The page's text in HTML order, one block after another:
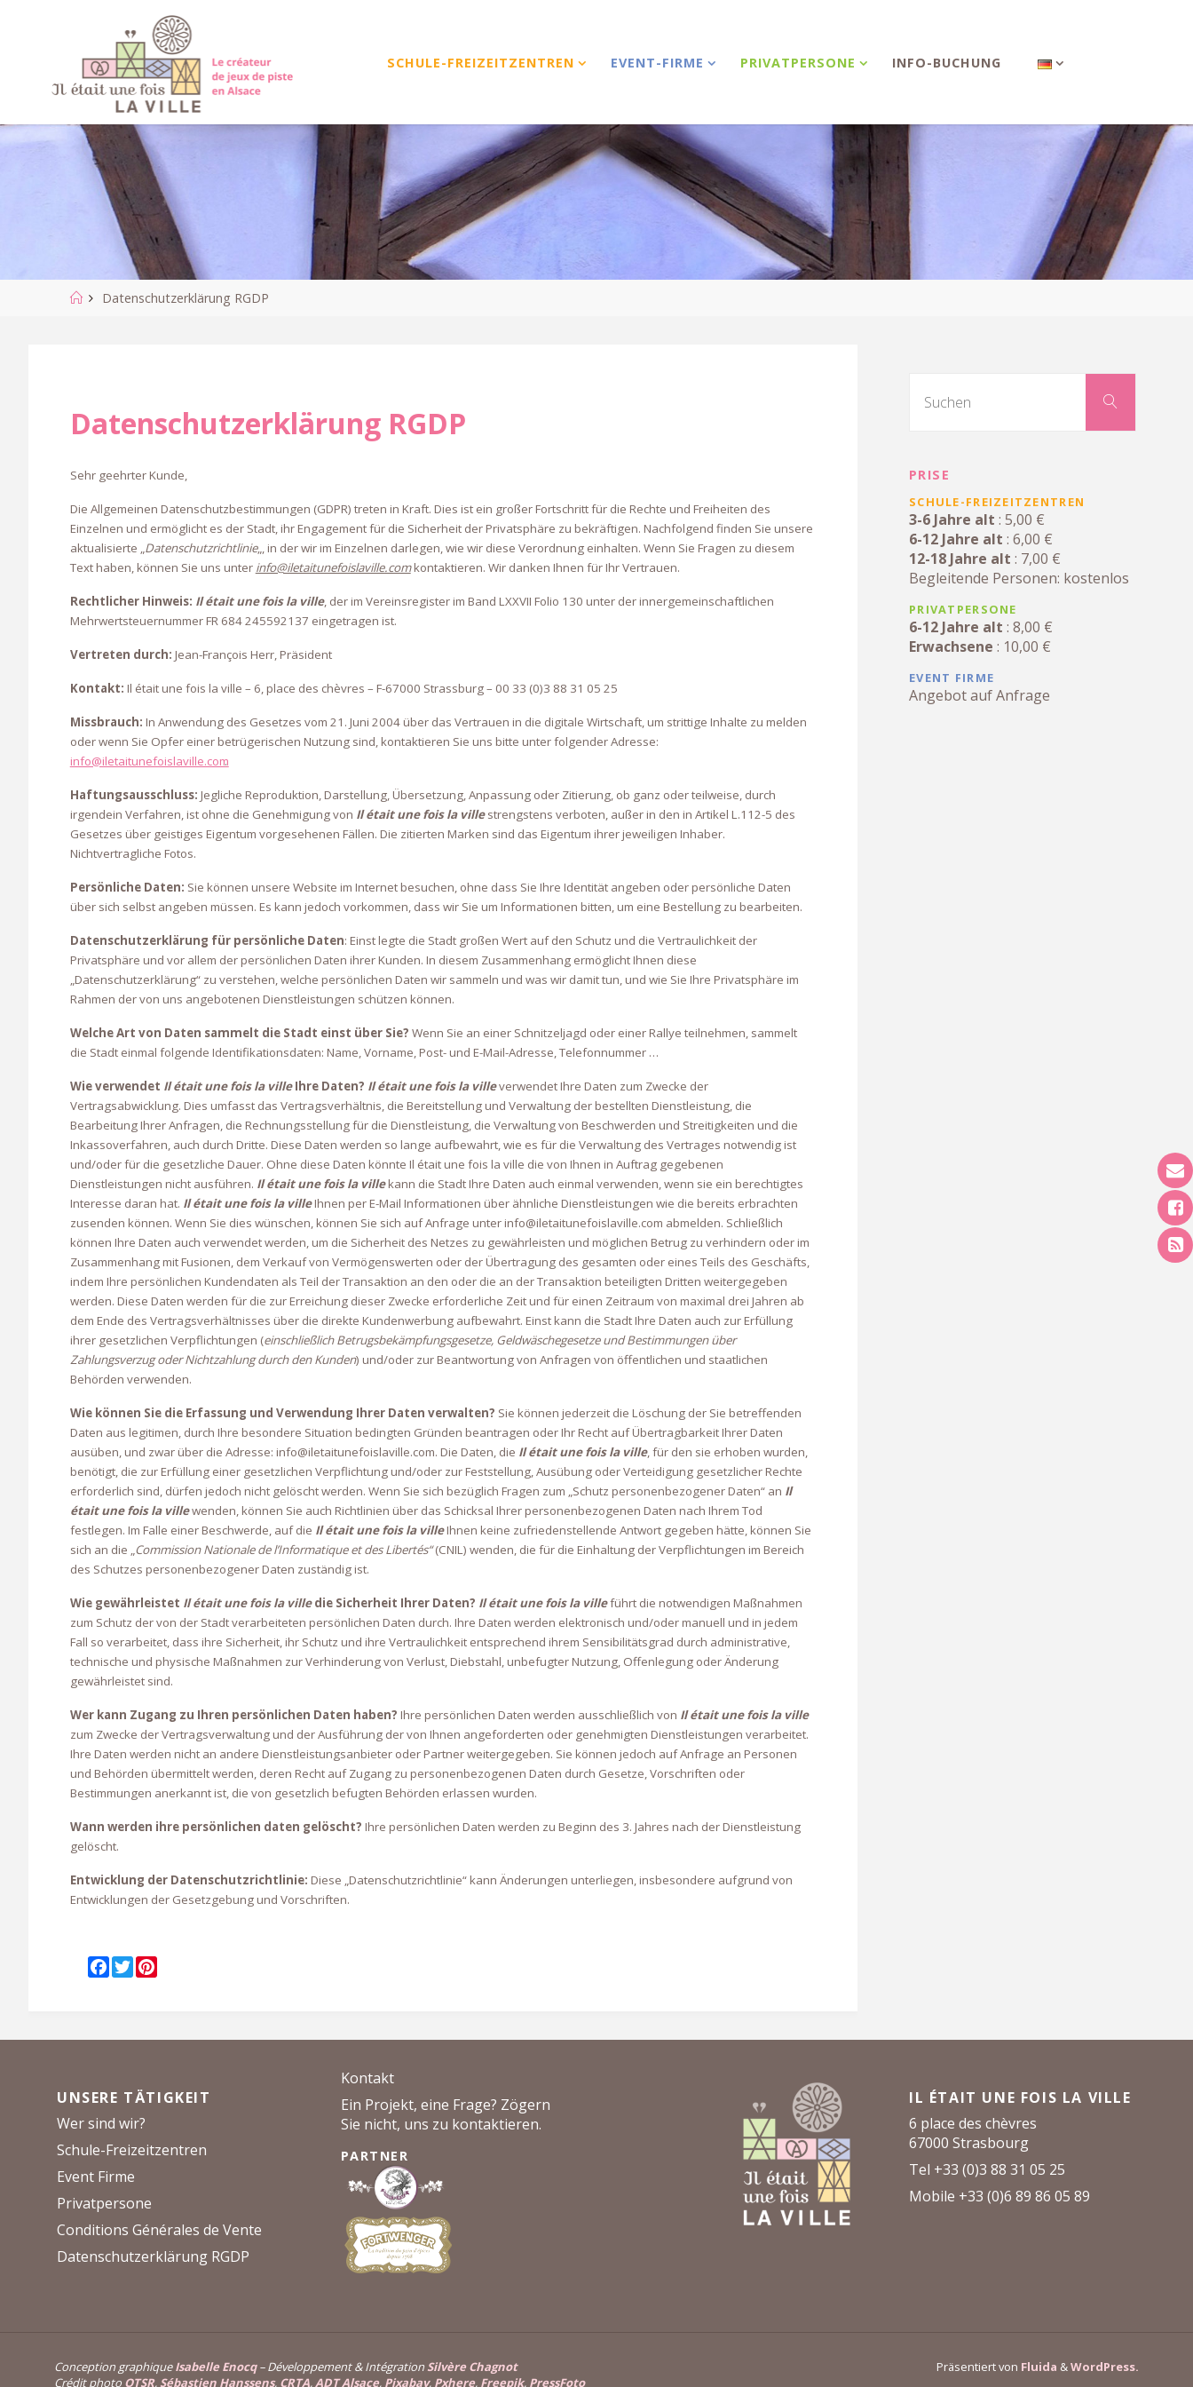
SCHULE-FREIZEITZENTREN EVENT-FIRME PRIVATPERSONE INFO-BUCHUNG
StartDatenschutzerklärung RGDP
Datenschutzerklärung RGDP
Sehr geehrter Kunde,
Die Allgemeinen Datenschutzbestimmungen (GDPR) treten in Kraft. Dies ist ein großer Fortschritt für die Rechte und Freiheiten des
Einzelnen und ermöglicht es der Stadt, ihr Engagement für die Sicherheit der Privatsphäre zu bekräftigen. Nachfolgend finden Sie unsere
aktualisierte „Datenschutzrichtlinie„, in der wir im Einzelnen darlegen, wie wir diese Verordnung einhalten. Wenn Sie Fragen zu diesem
Text haben, können Sie uns unter info@iletaitunefoislaville.comkontaktieren. Wir danken Ihnen für Ihr Vertrauen.
Rechtlicher Hinweis: Il était une fois la ville, der im Vereinsregister im Band LXXVII Folio 130 unter der innergemeinschaftlichen
Mehrwertsteuernummer FR 684 245592137 eingetragen ist.
Vertreten durch: Jean-François Herr, Präsident
Kontakt: Il était une fois la ville – 6, place des chèvres – F-67000 Strassburg – 00 33 (0)3 88 31 05 25
Missbrauch: In Anwendung des Gesetzes vom 21. Juni 2004 über das Vertrauen in die digitale Wirtschaft, um strittige Inhalte zu melden
oder wenn Sie Opfer einer betrügerischen Nutzung sind, kontaktieren Sie uns bitte unter folgender Adresse:
info@iletaitunefoislaville.com
.
Haftungsausschluss: Jegliche Reproduktion, Darstellung, Übersetzung, Anpassung oder Zitierung, ob ganz oder teilweise, durch
irgendein Verfahren, ist ohne die Genehmigung von Il était une fois la villestrengstens verboten, außer in den in Artikel L.112-5 des
Gesetzes über geistiges Eigentum vorgesehenen Fällen. Die zitierten Marken sind das Eigentum ihrer jeweiligen Inhaber.
Nichtvertragliche Fotos.
Persönliche Daten: Sie können unsere Website im Internet besuchen, ohne dass Sie Ihre Identität angeben oder persönliche Daten
über sich selbst angeben müssen. Es kann jedoch vorkommen, dass wir Sie um Informationen bitten, um eine Bestellung zu bearbeiten.
Datenschutzerklärung für persönliche Daten: Einst legte die Stadt großen Wert auf den Schutz und die Vertraulichkeit der
Privatsphäre und vor allem der persönlichen Daten ihrer Kunden. In diesem Zusammenhang ermöglicht Ihnen diese
„Datenschutzerklärung“ zu verstehen, welche persönlichen Daten wir sammeln und was wir damit tun, und wie Sie Ihre Privatsphäre im
Rahmen der von uns angebotenen Dienstleistungen schützen können.
Welche Art von Daten sammelt die Stadt einst über Sie? Wenn Sie an einer Schnitzeljagd oder einer Rallye teilnehmen, sammelt
die Stadt einmal folgende Identifikationsdaten: Name, Vorname, Post- und E-Mail-Adresse, Telefonnummer …
Wie verwendet Il était une fois la villeIhre Daten? Il était une fois la villeverwendet Ihre Daten zum Zwecke der
Vertragsabwicklung. Dies umfasst das Vertragsverhältnis, die Bereitstellung und Verwaltung der bestellten Dienstleistung, die
Bearbeitung Ihrer Anfragen, die Rechnungsstellung für die Dienstleistung, die Verwaltung von Beschwerden und Streitigkeiten und die
Inkassoverfahren, auch durch Dritte. Diese Daten werden so lange aufbewahrt, wie es für die Verwaltung des Vertrages notwendig ist
und/oder für die gesetzliche Dauer. Ohne diese Daten könnte Il était une fois la ville die von Ihnen in Auftrag gegebenen
Dienstleistungen nicht ausführen. Il était une fois la villekann die Stadt Ihre Daten auch einmal verwenden, wenn sie ein berechtigtes
Interesse daran hat. Il était une fois la villeIhnen per E-Mail Informationen über ähnliche Dienstleistungen wie die bereits erbrachten
zusenden können. Wenn Sie dies wünschen, können Sie sich auf Anfrage unter info@iletaitunefoislaville.com abmelden. Schließlich
können Ihre Daten auch verwendet werden, um die Sicherheit des Netzes zu gewährleisten und möglichen Betrug zu verhindern oder im
Zusammenhang mit Fusionen, dem Verkauf von Vermögenswerten oder der Übertragung des gesamten oder eines Teils des Geschäfts,
indem Ihre persönlichen Kundendaten als Teil der Transaktion an den oder die an der Transaktion beteiligten Dritten weitergegeben
werden. Diese Daten werden für die zur Erreichung dieser Zwecke erforderliche Zeit und für einen Zeitraum von maximal drei Jahren ab
dem Ende des Vertragsverhältnisses über die direkte Kundenwerbung aufbewahrt. Einst kann die Stadt Ihre Daten auch zur Erfüllung
ihrer gesetzlichen Verpflichtungen (einschließlich Betrugsbekämpfungsgesetze, Geldwäschegesetze und Bestimmungen über
Zahlungsverzug oder Nichtzahlung durch den Kunden) und/oder zur Beantwortung von Anfragen von öffentlichen und staatlichen
Behörden verwenden.
Wie können Sie die Erfassung und Verwendung Ihrer Daten verwalten? Sie können jederzeit die Löschung der Sie betreffenden
Daten aus legitimen, durch Ihre besondere Situation bedingten Gründen beantragen oder Ihr Recht auf Übertragbarkeit Ihrer Daten
ausüben, und zwar über die Adresse: info@iletaitunefoislaville.com. Die Daten, die Il était une fois la ville, für den sie erhoben wurden,
benötigt, die zur Erfüllung einer gesetzlichen Verpflichtung und/oder zur Feststellung, Ausübung oder Verteidigung gesetzlicher Rechte
erforderlich sind, dürfen jedoch nicht gelöscht werden. Wenn Sie sich bezüglich Fragen zum „Schutz personenbezogener Daten“ an Il
était une fois la villewenden, können Sie auch Richtlinien über das Schicksal Ihrer personenbezogenen Daten nach Ihrem Tod
festlegen. Im Falle einer Beschwerde, auf die Il était une fois la villeIhnen keine zufriedenstellende Antwort gegeben hätte, können Sie
sich an die „Commission Nationale de l’Informatique et des Libertés“(CNIL) wenden, die für die Einhaltung der Verpflichtungen im Bereich
des Schutzes personenbezogener Daten zuständig ist.
Wie gewährleistet Il était une fois la villedie Sicherheit Ihrer Daten? Il était une fois la villeführt die notwendigen Maßnahmen
zum Schutz der von der Stadt verarbeiteten persönlichen Daten durch. Ihre Daten werden elektronisch und/oder manuell und in jedem
Fall so verarbeitet, dass ihre Sicherheit, ihr Schutz und ihre Vertraulichkeit entsprechend ihrem Sensibilitätsgrad durch administrative,
technische und physische Maßnahmen zur Verhinderung von Verlust, Diebstahl, unbefugter Nutzung, Offenlegung oder Änderung
gewährleistet sind.
Wer kann Zugang zu Ihren persönlichen Daten haben? Ihre persönlichen Daten werden ausschließlich von Il était une fois la ville
zum Zwecke der Vertragsverwaltung und der Ausführung der von Ihnen angeforderten oder genehmigten Dienstleistungen verarbeitet.
Ihre Daten werden nicht an andere Dienstleistungsanbieter oder Partner weitergegeben. Sie können jedoch auf Anfrage an Personen
und Behörden übermittelt werden, deren Recht auf Zugang zu personenbezogenen Daten durch Gesetze, Vorschriften oder
Bestimmungen anerkannt ist, die von gesetzlich befugten Behörden erlassen wurden.
Wann werden ihre persönlichen daten gelöscht? Ihre persönlichen Daten werden zu Beginn des 3. Jahres nach der Dienstleistung
gelöscht.
Entwicklung der Datenschutzrichtlinie: Diese „Datenschutzrichtlinie“ kann Änderungen unterliegen, insbesondere aufgrund von
Entwicklungen der Gesetzgebung und Vorschriften.
F
o
k
T
r
e
Suchen
PRISE
SCHULE-FREIZEITZENTREN
3-6 Jahre alt : 5,00 €
6-12 Jahre alt : 6,00 €
12-18 Jahre alt : 7,00 €
Begleitende Personen: kostenlos
PRIVATPERSONE
6-12 Jahre alt : 8,00 €
Erwachsene : 10,00 €
EVENT FIRME
Angebot auf Anfrage
UNSERE TÄTIGKEIT
Wer sind wir?
Schule-Freizeitzentren
Event Firme
Privatpersone
Conditions Générales de Vente
Datenschutzerklärung RGDP
Kontakt
Ein Projekt, eine Frage? Zögern
Sie nicht, uns zu kontaktieren.
PARTNER
IL ÉTAIT UNE FOIS LA VILLE
6 place des chèvres
67000 Strasbourg
Tel +33 (0)3 88 31 05 25
Mobile +33 (0)6 89 86 05 89
Conception graphiqueIsabelle Enocq– Développement & Intégration Silvère Chagnot
Crédit photo OTSR, Sébastien Hanssens, CRTA,ADT Alsace, Pixabay, Pxhere, Freepik, PressFoto
Präsentiert von Fluida &WordPress.